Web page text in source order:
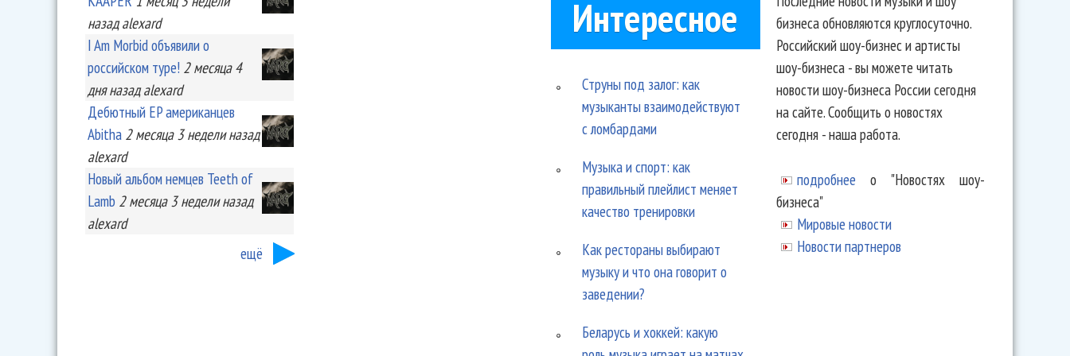
назад alexard
I Am Morbid объявили о
российском туре! 2 месяца 4
дняназад alexard
Дебютный EP американцев
Abitha 2 месяца 3 неделиназад
alexard
Новый альбом немцев Teeth of
Lamb 2 месяца 3 неделиназад
alexard
ещё
Интересное
Струны под залог: как
музыканты взаимодействуют
с ломбардами
Музыка и спорт: как
правильный плейлист меняет
качество тренировки
Как рестораны выбирают
музыку и что она говорит о
заведении?
Беларусь и хоккей: какую
бизнеса обновляются круглосуточно.
Российский шоу-бизнес и артисты
шоу-бизнеса - вы можете читать
новости шоу-бизнеса России сегодня
на сайте. Сообщить о новостях
сегодня - наша работа.
подробнее о "Новостях шоу-
бизнеса"
Мировые новости
Новости партнеров